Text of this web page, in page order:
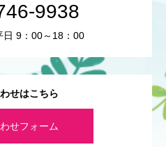
せはこちら
せフォーム
9938
日 9：00～18：00